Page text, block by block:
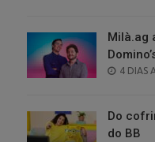
Milà.ag
POSTED
4 DIAS
Do
do BB